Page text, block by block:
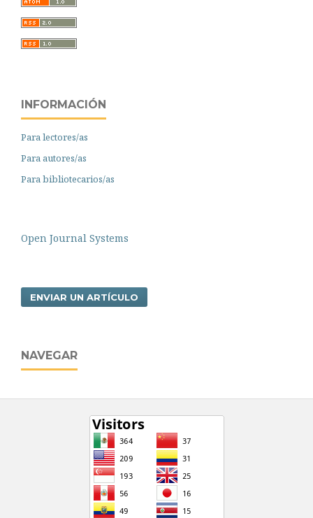
INFORMACIÓN
Para lectores/as
Para autores/as
Para bibliotecarios/as
Open Journal Systems
ENVIAR UN ARTÍCULO
NAVEGAR